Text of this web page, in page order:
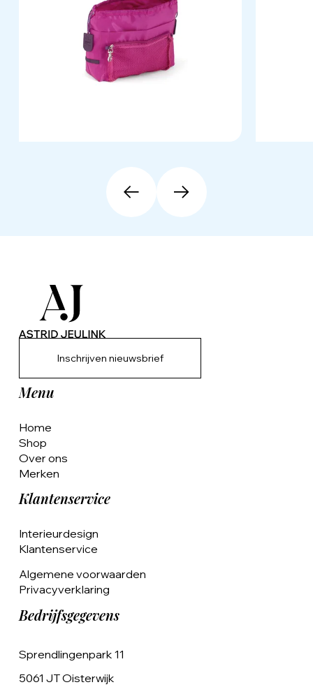
Inschrijven nieuwsbrief
Menu
Home
Shop
Over ons
Merken
Klantenservice
Interieurdesign
Klantenservice
Algemene voorwaarden
Privacyverklaring
Bedrijfsgegevens
Sprendlingenpark 11
5061 JT Oisterwijk